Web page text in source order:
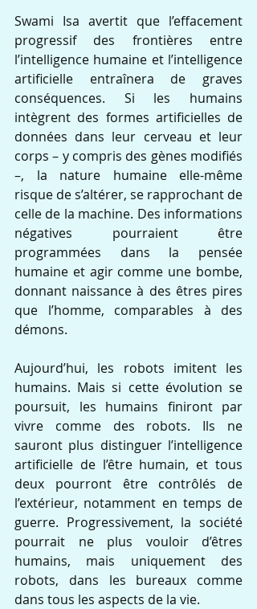
Swami Isa avertit que l’effacement
progressif des frontières entre
l’intelligence humaine et l’intelligence
artificielle entraînera de graves
conséquences. Si les humains
intègrent des formes artificielles de
données dans leur cerveau et leur
corps – y compris des gènes modifiés
–, la nature humaine elle-même
risque de s’altérer, se rapprochant de
celle de la machine. Des informations
négatives pourraient être
programmées dans la pensée
humaine et agir comme une bombe,
donnant naissance à des êtres pires
que l’homme, comparables à des
démons.
Aujourd’hui, les robots imitent les
humains. Mais si cette évolution se
poursuit, les humains finiront par
vivre comme des robots. Ils ne
sauront plus distinguer l’intelligence
artificielle de l’être humain, et tous
deux pourront être contrôlés de
l’extérieur, notamment en temps de
guerre. Progressivement, la société
pourrait ne plus vouloir d’êtres
humains, mais uniquement des
robots, dans les bureaux comme
dans tous les aspects de la vie.